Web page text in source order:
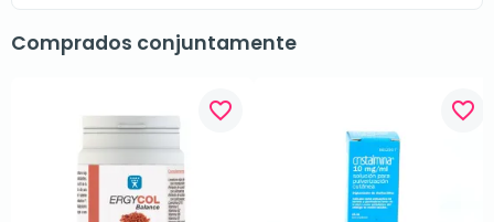
Comprados conjuntamente
favorite_border favorite_border